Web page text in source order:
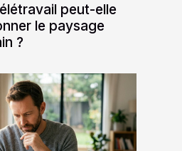
peut-elle
le paysage
?